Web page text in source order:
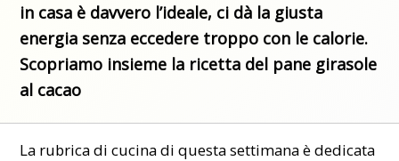
in casa è davvero l’ideale, ci dà la giusta
energia senza eccedere troppo con le calorie.
Scopriamo insieme la ricetta del pane girasole
al cacao
La rubrica di cucinadi questa settimana è dedicata